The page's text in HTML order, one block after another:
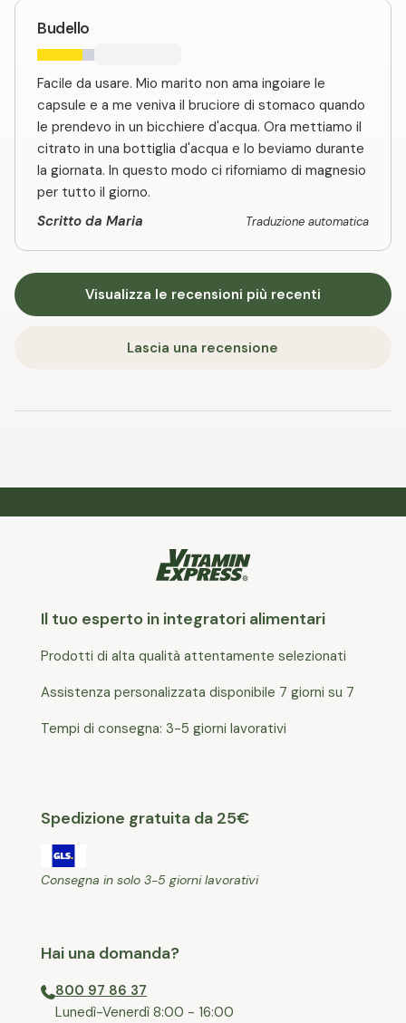
Budello
Facile da usare. Mio marito non ama ingoiare le
capsule e a me veniva il bruciore di stomaco quando
le prendevo in un bicchiere d'acqua. Ora mettiamo il
citrato in una bottiglia d'acqua e lo beviamo durante
la giornata. In questo modo ci riforniamo di magnesio
per tutto il giorno.
Scritto da Maria
Traduzione automatica
Visualizza le recensioni più recenti
Lascia una recensione
Il tuo esperto in integratori alimentari
Prodotti di alta qualità attentamente selezionati
Assistenza personalizzata disponibile 7 giorni su 7
Tempi di consegna: 3-5 giorni lavorativi
Spedizione gratuita da 25€
Consegna in solo 3-5 giorni lavorativi
Hai una domanda?
800 97 86 37
⁠Lunedì-Venerdì 8:00 - 16:00